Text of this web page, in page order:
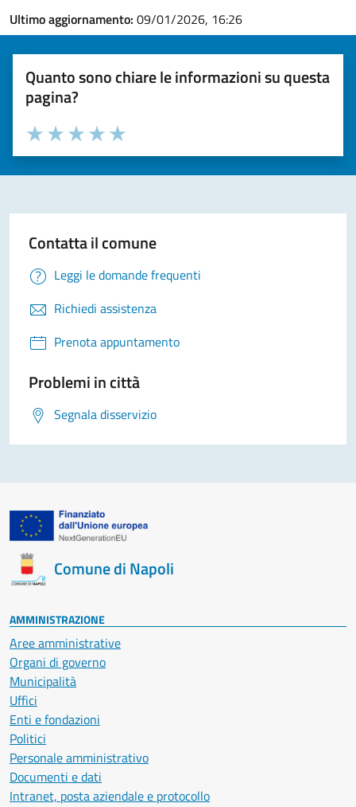
Ultimo aggiornamento: 09/01/2026, 16:26
Quanto sono chiare le informazioni su questa
pagina?
Valuta la chiarezza delle informazioni (da 1 a 5 stelle)
Seleziona il numero di stelle per valutare la chiarezza delle
Valuta 5 stelle su 5
Valuta 4 stelle su 5
Valuta 3 stelle su 5
Valuta 2 stelle su 5
Valuta 1 stelle su 5
Contatta il comune
Leggi le domande frequenti
Richiedi assistenza
Prenota appuntamento
Problemi in città
Segnala disservizio
Comune di Napoli
AMMINISTRAZIONE
Aree amministrative
Organi di governo
Municipalità
Uffici
Enti e fondazioni
Politici
Personale amministrativo
Documenti e dati
Intranet, posta aziendale e protocollo